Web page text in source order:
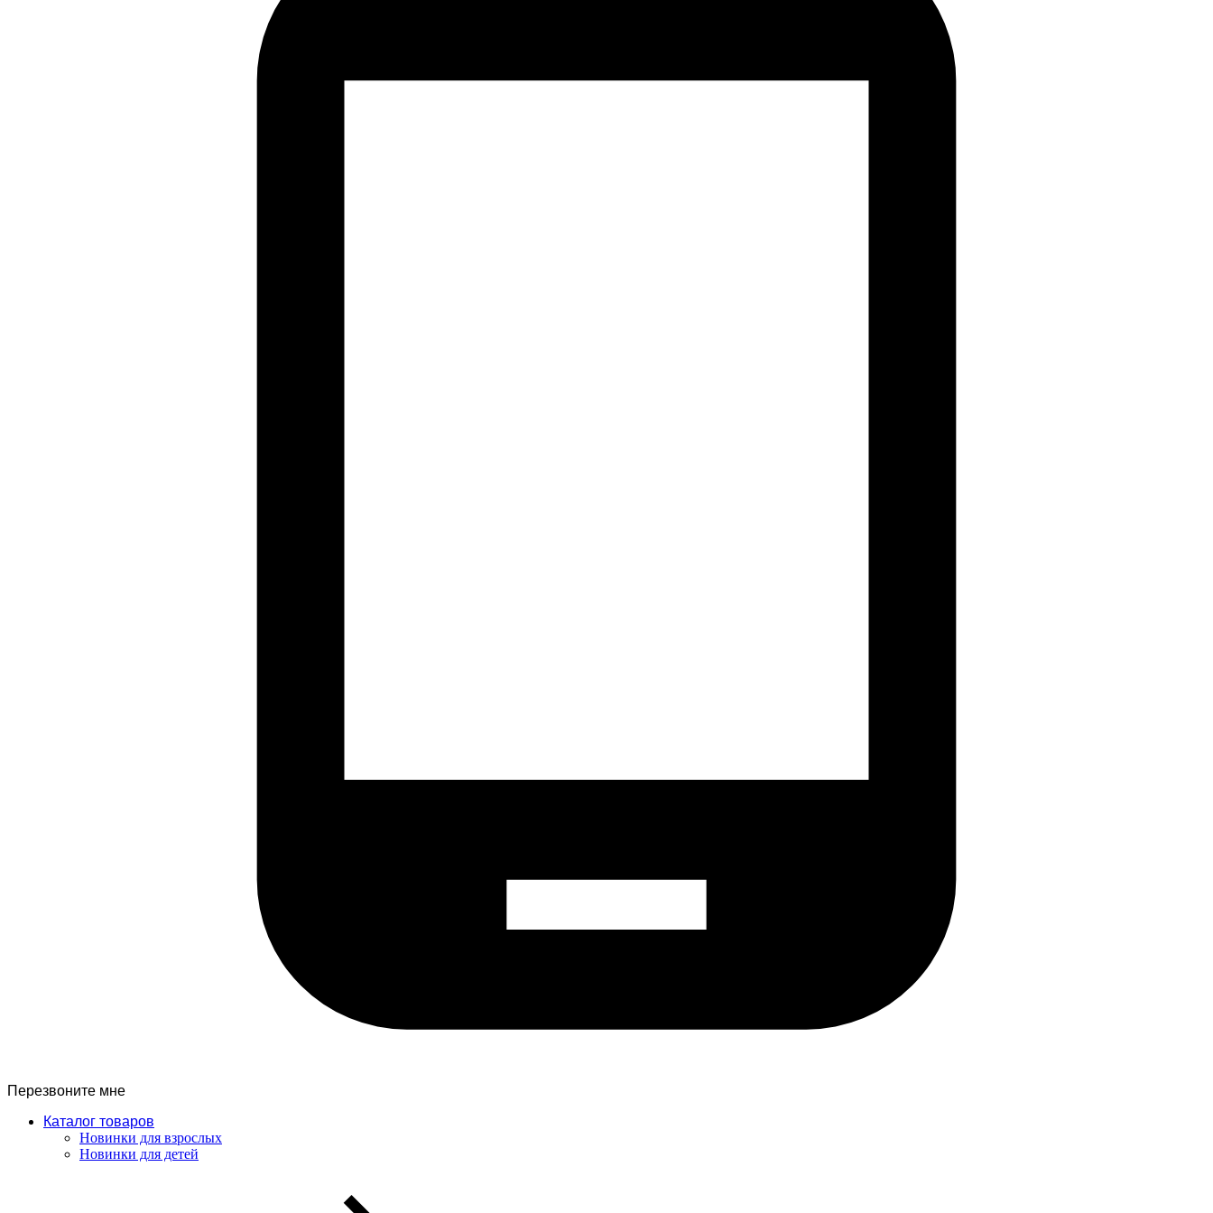
Перезвоните мне
Каталог товаров
Новинки для взрослых
Новинки для детей